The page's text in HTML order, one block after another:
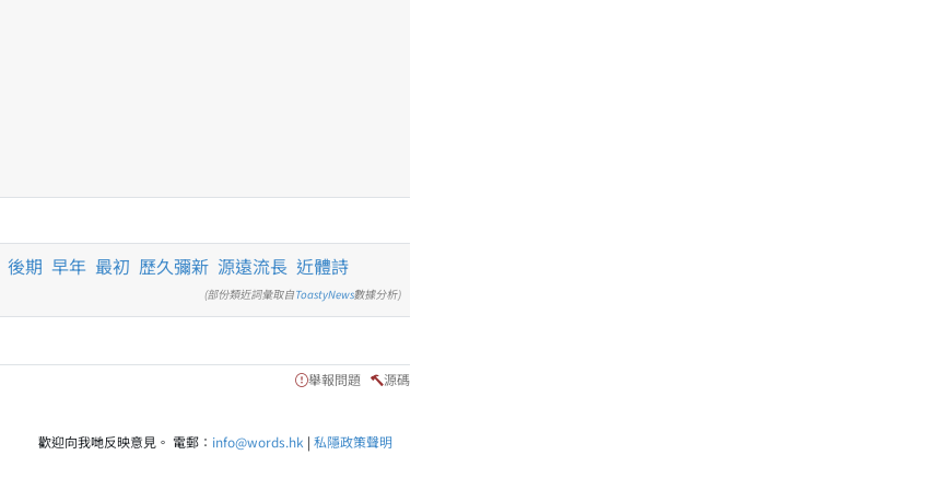
後期 早年 最初 歷久彌新 源遠流長 近體詩
(部份類近詞彙取自ToastyNews數據分析)
舉報問題 源碼
歡迎向我哋反映意見。 電郵： info@words.hk | 私隱政策聲明